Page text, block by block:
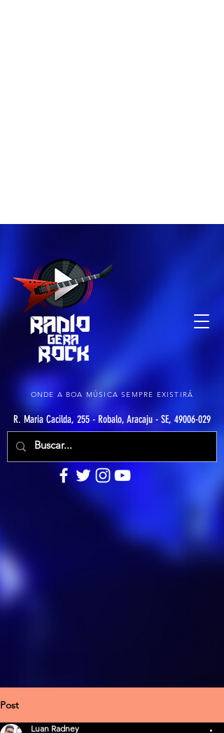
ONDE A BOA MÚSICA SEMPRE EXISTIRÁ
R. Maria Cacilda, 255 - Robalo, Aracaju - SE, 49006-029
Post
Luan Radney